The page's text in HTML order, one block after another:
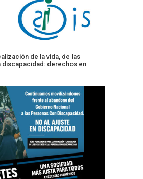
de la vida, de las
discapacidad: derechos en